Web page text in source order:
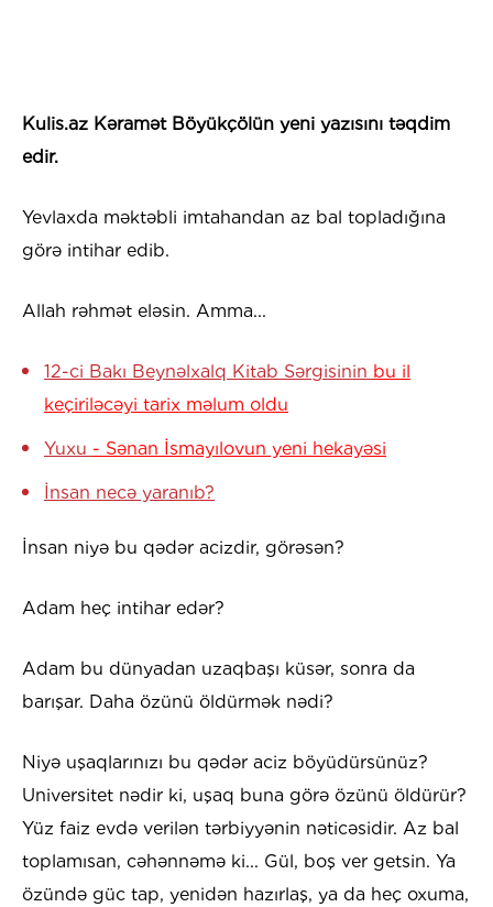
Kulis.az Kəramət Böyükçölün yeni yazısını təqdim
edir.
Yevlaxda məktəbli imtahandan az bal topladığına
görə intihar edib.
Allah rəhmət eləsin. Amma...
12-ci Bakı Beynəlxalq Kitab Sərgisinin bu il
keçiriləcəyi tarix məlum oldu
Yuxu - Sənan İsmayılovun yeni hekayəsi
İnsan necə yaranıb?
İnsan niyə bu qədər acizdir, görəsən?
Adam heç intihar edər?
Adam bu dünyadan uzaqbaşı küsər, sonra da
barışar. Daha özünü öldürmək nədi?
Niyə uşaqlarınızı bu qədər aciz böyüdürsünüz?
Universitet nədir ki, uşaq buna görə özünü öldürür?
Yüz faiz evdə verilən tərbiyyənin nəticəsidir. Az bal
toplamısan, cəhənnəmə ki... Gül, boş ver getsin. Ya
özündə güc tap, yenidən hazırlaş, ya da heç oxuma,